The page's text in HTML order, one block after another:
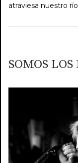
atraviesa nuestro
SOMOS LOS